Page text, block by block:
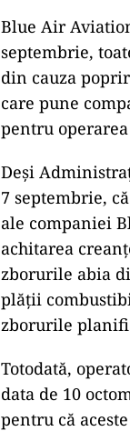
Blue Air
septembrie,
din cauza
care pune
pentru
Deşi
7 septembrie,
ale companiei
achitarea
zborurile abia
plăţii
zborurile
Totodată,
data de 10
pentru că